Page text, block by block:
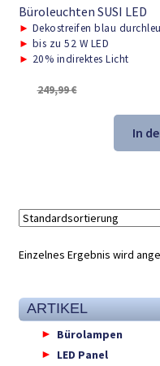
Büroleuchten SUSI LED
► Dekostreifen blau
► bis zu 52 W LED
► 20% indirektes Licht
249,99€
In
Einzelnes Ergebnis wird
ARTIKEL
Bürolampen
LED Panel